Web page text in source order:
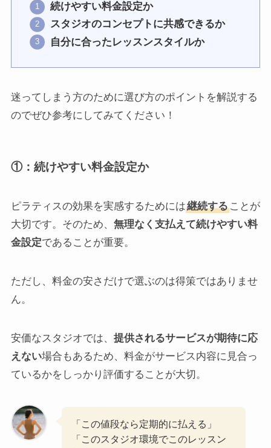
続けやすい料金設定か
スタジオのコンセプトに共感できるか
自分に合ったレッスンスタイルか
迷ってしまう方のために選び方のポイントを解説する
のでぜひ参考にしてみてください！
①：続けやすい料金設定か
ピラティスの効果を実感するためには継続することが
大切です。そのため、 無理なく支払えて続けやすい料
金設定であることが重要。
ただし、料金の安さだけで選ぶのは得策ではありませ
ん。
安価なスタジオでは、 提供されるサービスが期待に応
えない場合もあるため、料金がサービス内容に見合っ
ているかをしっかり評価することが大切。
「この値段なら定期的に払える」
「このスタジオ環境でこのレッスン